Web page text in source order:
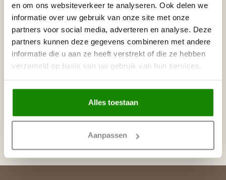
en om ons websiteverkeer te analyseren. Ook delen we
informatie over uw gebruik van onze site met onze
partners voor social media, adverteren en analyse. Deze
partners kunnen deze gegevens combineren met andere
informatie die u aan ze heeft verstrekt of die ze hebben
verzameld op basis van uw gebruik van hun services.
Alles toestaan
Aanpassen
COUNTRYFIELD
Wandversiering schild
Ø62CM
Op voorraad (1)